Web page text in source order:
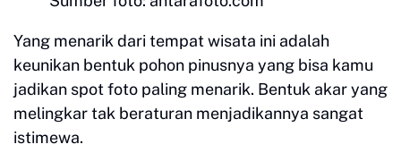
Yang menarik dari tempat wisata ini adalah
keunikan bentuk pohon pinusnya yang bisa kamu
jadikan spot foto paling menarik. Bentuk akar yang
melingkar tak beraturan menjadikannya sangat
istimewa.